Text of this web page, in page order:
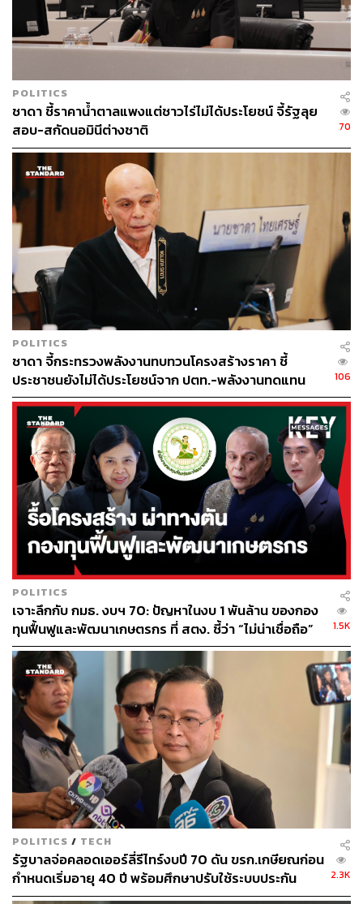
ทั้งนี้ หลังจากยื่นสิทธิเข้าร่วมประมูลได้ไม่นาน ได้มีบุคคล
ปริศนาโทรศัพท์มาข่มขู่ให้ถอนตัว อ้างว่ามีผู้ใหญ่อยากได้
โครงการนี้ไปทำ พร้อมเสนอเงินหลายหมื่นบาทเป็นค่าชดเชย
กลับไป พร้อมกับยื่นประมูลตามเดิมจนชนะการประมูลได้รับ
งานทั้งสองโครงการถูกต้องตามขั้นตอนกฎหมายได้ในที่สุด
อย่างไรก็ตาม หลังจากชนะการประมูลได้รับงานก่อสร้างทั้ง
สองโครงการแล้วนั้น ผู้เสียหายกลับไม่สามารถดำเนินการ
ก่อสร้างได้ เนื่องจากมีกลุ่มอิทธิพลสั่งห้ามร้านขายอุปกรณ์
ก่อสร้าง แคมป์ปูนซีเมนต์ทุกแห่งในพื้นที่จังหวัดอุทัยธานี ขาย
ปูนหรืออุปกรณ์ที่ให้กับผู้เสียหาย จนเกิดปัญหาขาดแคลน
วัตถุดิบในการก่อสร้างและไม่สามารถดำเนินงานจัดสร้างได้
ตามแผนที่วางไว้
กระทั่งประมาณเดือนกันยายนที่ผ่านมา วีระชาติได้เรียกผู้เสีย
หายมาเข้าพบจำนวน 3 ครั้ง ก่อนยื่นข้อเสนอให้ผู้เสียหายยอม
จ่ายเงินจำนวน 1 ล้านบาท เพื่อที่จะสามารถดำเนินการ
ก่อสร้างโครงการทั้งสองแห่งได้อย่างปกติ ก่อนจะมีการ
เจรจาต่อรองเหลือ 6 แสนบาท โดยนัดหมายส่งมอบเงินกันใน
วันนี้ที่บริเวณด้านหน้าธนาคารสาขาอำเภอเมืองอุทัยธานี
จังหวัดอุทัยธานี
ตำรวจจึงวางแผนกระจายกำลังเฝ้าสังเกตการณ์ กระทั่งเมื่อ
ถึงเวลานัดหมาย มีมานพและยิ่งยงเป็นผู้เดินทางมารับเงิน เจ้า
หน้าที่จึงแสดงตัวเข้าจับกุม ก่อนนำกำลังขยายผลตามจับกุม
ตัววีระชาติและพวกอีกสองราย พร้อมเข้าตรวจค้นบ้านพัก
ของกลุ่มผู้ต้องหาดังกล่าว ซึ่งขณะนี้อยู่ระหว่างนำตัวผู้ต้องหา
ทั้งหมดเดินทางไปยังกองบัญชาการตำรวจสอบสวนกลาง
(บช.ก.)
สำหรับ วีระชาติ รัศมี เป็นลูกเขยของ ชาดา ไทยเศรษฐ์
รัฐมนตรีช่วยว่าการกระทรวงมหาดไทย โดยเป็นสามีของ
อัลฑริกา ไทยเศรษฐ์ บุตรสาวคนที่ 4 ของชาดา
TAGS: วีระชาติ รัศมี ธนภัสสร์ ดุลยาธิการ
กุลธัช สามัคคี
อุทัยธานี
กองบังคับการป้องกันปราบปรามการทุจริตและประพฤติมิ
ชอบ(บก.ปปป.)
ชาดา ไทยเศรษฐ์
จรูญเกียรติ ปานแก้ว
POLITICS
ชาดา ชี้ราคาน้ำตาลแพงแต่ชาวไร่ไม่ได้ประโยชน์ จี้รัฐลุย
สอบ-สกัดนอมินีต่างชาติ
70
POLITICS
ชาดา จี้กระทรวงพลังงานทบทวนโครงสร้างราคา ชี้
ประชาชนยังไม่ได้ประโยชน์จาก ปตท.-พลังงานทดแทน
อย่างแท้จริง
106
POLITICS
เจาะลึกกับ กมธ. งบฯ 70: ปัญหาในงบ 1 พันล้าน ของกอง
ทุนฟื้นฟูและพัฒนาเกษตรกร ที่ สตง. ชี้ว่า “ไม่น่าเชื่อถือ”
1.5K
POLITICS / TECH
รัฐบาลจ่อคลอดเออร์ลี่รีไทร์งบปี 70 ดัน ขรก.เกษียณก่อน
กำหนดเริ่มอายุ 40 ปี พร้อมศึกษาปรับใช้ระบบประกัน
สุขภาพแทนสวัสดิการรักษาพยาบาล
2.3K